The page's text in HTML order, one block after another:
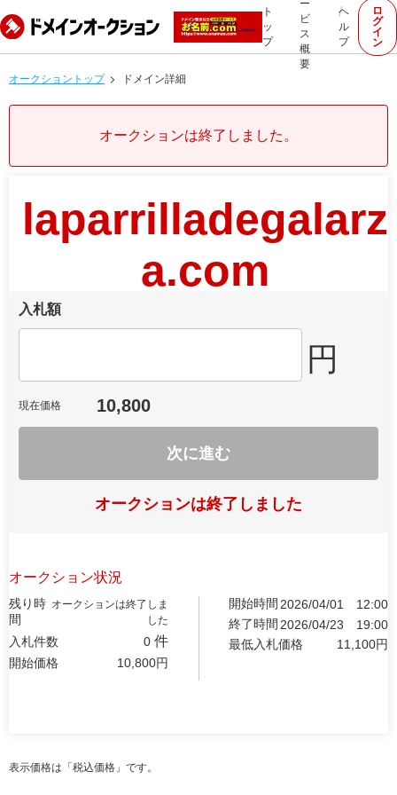
ト
ッ
プ
ー
ビ
ス
概
要
ヘ
ル
プ
ロ
グ
イ
ン
オークショントップ ドメイン詳細
オークションは終了しました。
laparrilladegalarz
a.com
入札額
円
現在価格 10,800
次に進む
オークションは終了しました
オークション状況
残り時
間
オークションは終了しま
した
入札件数 0 件
開始価格 10,800円
開始時間 2026/04/01
12:00
終了時間 2026/04/23
19:00
最低入札価格
11,100円
表示価格は「税込価格」です。